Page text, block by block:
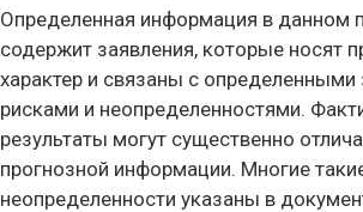
Определенная информация в данном
содержит заявления, которые носят
характер и связаны с определенными
рисками и неопределенностями.
результаты могут существенно
прогнозной информации. Многие
неопределенности указаны в